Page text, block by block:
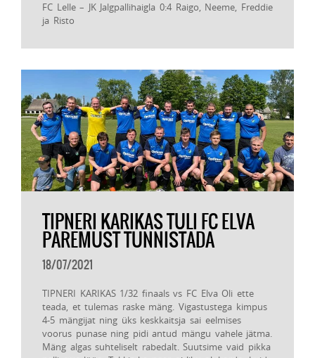
FC Lelle – JK Jalgpallihaigla 0:4 Raigo, Neeme, Freddie
ja Risto
TIPNERI KARIKAS TULI FC ELVA
PAREMUST TUNNISTADA
18/07/2021
TIPNERI KARIKAS 1/32 finaals vs FC Elva Oli ette
teada, et tulemas raske mäng. Vigastustega kimpus
4-5 mängijat ning üks keskkaitsja sai eelmises
voorus punase ning pidi antud mängu vahele jätma.
Mäng algas suhteliselt rabedalt. Suutsime vaid pikka